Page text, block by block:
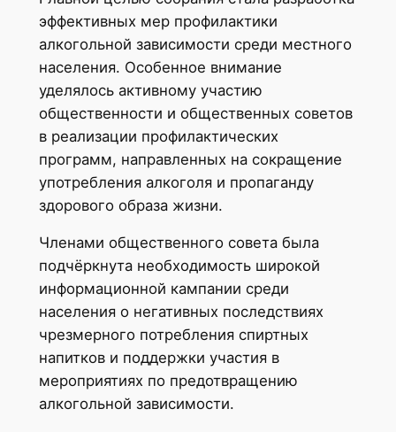
эффективных мер профилактики
алкогольной зависимости среди местного
населения. Особенное внимание
уделялось активному участию
общественности и общественных советов
в реализации профилактических
программ, направленных на сокращение
употребления алкоголя и пропаганду
здорового образа жизни.
Членами общественного совета была
подчёркнута необходимость широкой
информационной кампании среди
населения о негативных последствиях
чрезмерного потребления спиртных
напитков и поддержки участия в
мероприятиях по предотвращению
алкогольной зависимости.